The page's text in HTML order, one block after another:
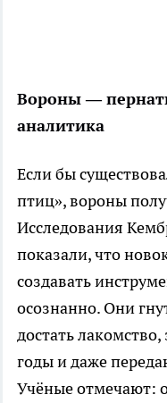
Вороны —
аналитика
Если бы
птиц», вороны
Исследования
показали, что
создавать
осознанно. Они
достать
годы и даже
Учёные отмечают: